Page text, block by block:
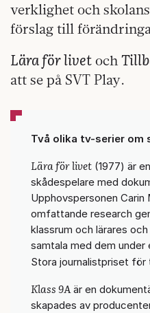
verklighet och
förslag till
Lära för livet och
att se på SVT Play.
Två olika tv-serier om
Lära för livet (1977) är
skådespelare med
Upphovspersonen Carin
omfattande research
klassrum och lärares
samtala med dem
Stora journalistpriset för
Klass 9Aär en
skapades av